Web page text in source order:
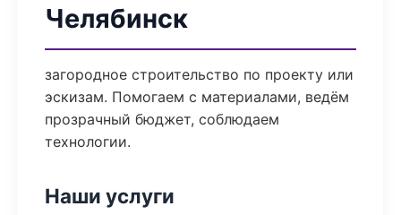
Челябинск
загородное строительство по проекту или
эскизам. Помогаем с материалами, ведём
прозрачный бюджет, соблюдаем
технологии.
Наши услуги